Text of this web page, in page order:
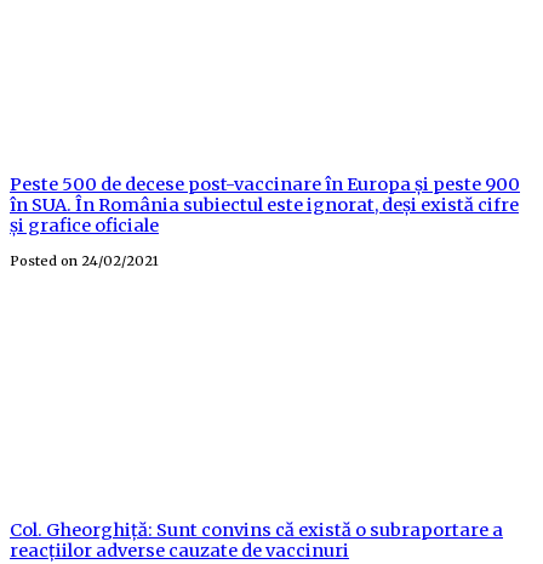
Peste 500 de decese post-vaccinare în Europa și peste 900
în SUA. În România subiectul este ignorat, deși există cifre
și grafice oficiale
Posted on 24/02/2021
Col. Gheorghiță: Sunt convins că există o subraportare a
reacțiilor adverse cauzate de vaccinuri